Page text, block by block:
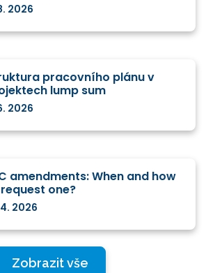
2026
pracovního plánu v
lump sum
2026
amendments: When and how
one?
4. 2026
Zobrazit vše